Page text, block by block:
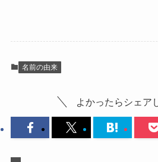
名前の由来
よかったらシェア